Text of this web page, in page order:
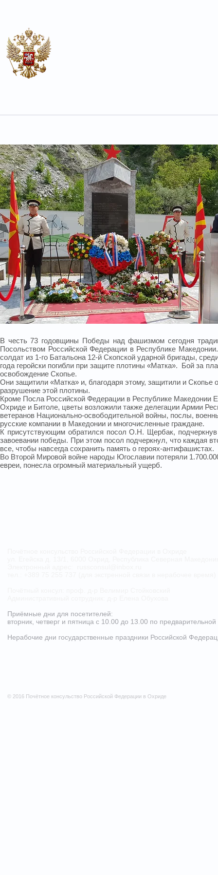
В честь 73 годовщины Победы над фашизмом сегодня
Посольством Российской Федерации в Республике
солдат из 1-го Батальона 12-й Скопской ударной бригады,
года геройски погибли при защите плотины «Матка». Бой за
освобождение Скопье.
Они защитили «Матка» и, благодаря этому, защитили и Скопье
разрушение этой плотины.
Кроме Посла Российской Федерации в Республике
Охриде и Битоле, цветы возложили также делегации Армии
ветеранов Национально-освободительной войны, послы,
русские компании в Македонии и многочисленные граждане.
К присутствующим обратился посол О.Н. Щербак,
завоевании победы. При этом посол подчеркнул, что каждая
все, чтобы навсегда сохранить память о героях-антифашистах.
Во Второй Мировой войне народы Югославии потеряли
евреи, понесла огромный материальный ущерб.
Приёмные дни для посетителей:
вторник, четверг и пятница с 10.00 до 13.00 по предварительной
Нерабочие дни государственные праздники Российской
© 2016 Почётное консульство Российской Федерации в Охриде